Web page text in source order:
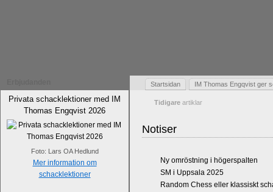
Privata schacklektioner med IM
Thomas Engqvist 2026
Foto: Lars OA Hedlund
Mer information om
schacklektioner
Startsidan IM Thomas Engqvist ger
Tidigare artiklar
Notiser
Ny omröstning i högerspalten
SM i Uppsala 2025
Random Chess eller klassiskt